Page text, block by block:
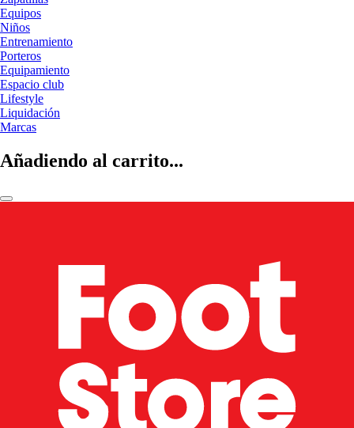
Equipos
Niños
Entrenamiento
Porteros
Equipamiento
Espacio club
Lifestyle
Liquidación
Marcas
Añadiendo al carrito...